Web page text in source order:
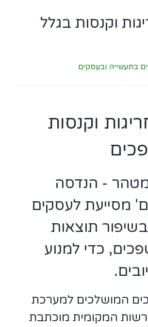
וקנסות בגלל
בתעשייה ובעסקים
וקנסות
- הנדסה
מסייעת לעסקים
תוצאות
כדי למנוע
המושלכים למערכת
המקומית מוכתבת